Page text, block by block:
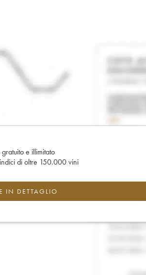
e illimitato
di oltre 150.000 vini
IN DETTAGLIO